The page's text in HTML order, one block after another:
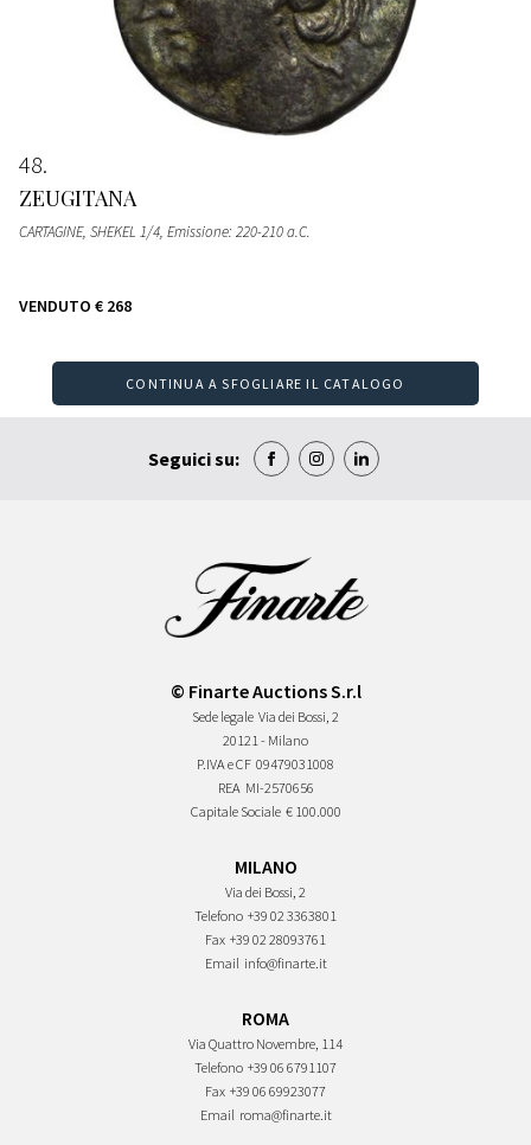
48
ZEUGITANA
CARTAGINE, SHEKEL 1/4, Emissione: 220-210 a.C.
VENDUTO € 268
CONTINUA A SFOGLIARE IL CATALOGO
Seguici su:
© Finarte Auctions S.r.l
Sede legale Via dei Bossi, 2
20121 - Milano
P.IVA e CF 09479031008
REA MI-2570656
Capitale Sociale € 100.000
MILANO
Via dei Bossi, 2
Telefono +39 02 3363801
Fax +39 02 28093761
Email info@finarte.it
ROMA
Via Quattro Novembre, 114
Telefono +39 06 6791107
Fax +39 06 69923077
Email roma@finarte.it